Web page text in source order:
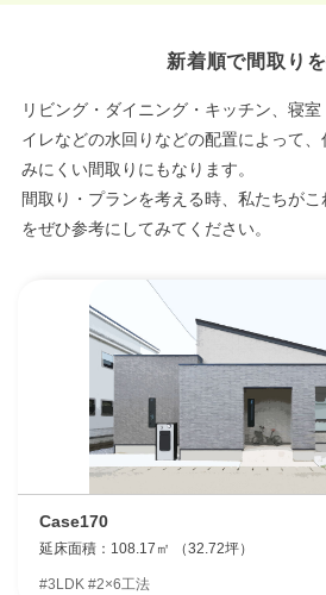
新着順で間取り
リビング・ダイニング・キッチン、寝
イレなどの水回りなどの配置によって
みにくい間取りにもなります。
間取り・プランを考える時、私たちが
をぜひ参考にしてみてください。
Case170
延床面積：108.17㎡ （32.72坪）
#3LDK #2×6工法